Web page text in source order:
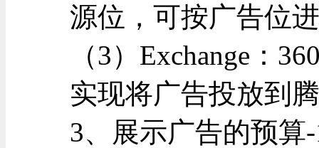
源位，可按广告位
（3）Exchange：
实现将广告投放到
3、展示广告的预算